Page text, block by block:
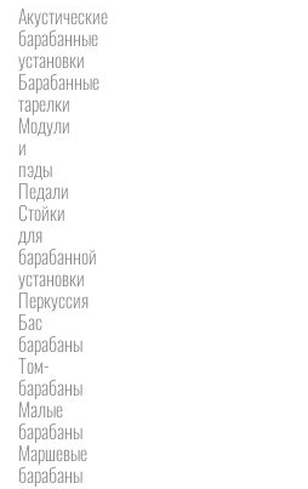
Акустические
барабанные
установки
Барабанные
тарелки
Модули
и
пэды
Педали
Стойки
для
барабанной
установки
Перкуссия
Бас
барабаны
Том-
барабаны
Малые
барабаны
Маршевые
барабаны